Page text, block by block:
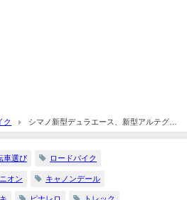
ク
シマノ新型デュラエース、新型アルテグラ
車選び ロードバイク
オン キャノンデール